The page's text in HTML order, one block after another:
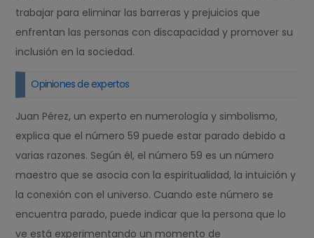
trabajar para eliminar las barreras y prejuicios que
enfrentan las personas con discapacidad y promover su
inclusión en la sociedad.
Opiniones de expertos
Juan Pérez, un experto en numerología y simbolismo,
explica que el número 59 puede estar parado debido a
varias razones. Según él, el número 59 es un número
maestro que se asocia con la espiritualidad, la intuición y
la conexión con el universo. Cuando este número se
encuentra parado, puede indicar que la persona que lo
ve está experimentando un momento de